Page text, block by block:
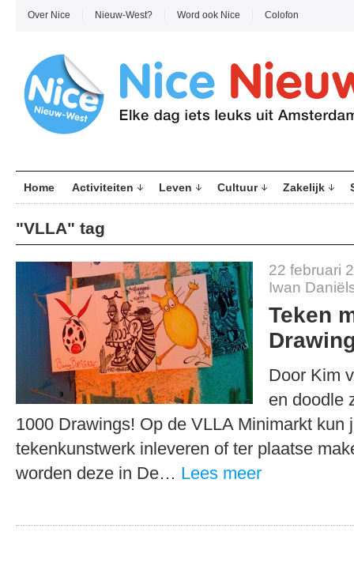
Over Nice Nieuw-West? Word ook Nice Colofon
Home Activiteiten Leven Cultuur Zakelijk
"VLLA" tag
22 februari
Iwan
Teken
Door Kim
en doodle
1000 Drawings! Op de VLLA Minimarkt kun
tekenkunstwerk inleveren of ter plaatse
worden deze in De… Lees meer